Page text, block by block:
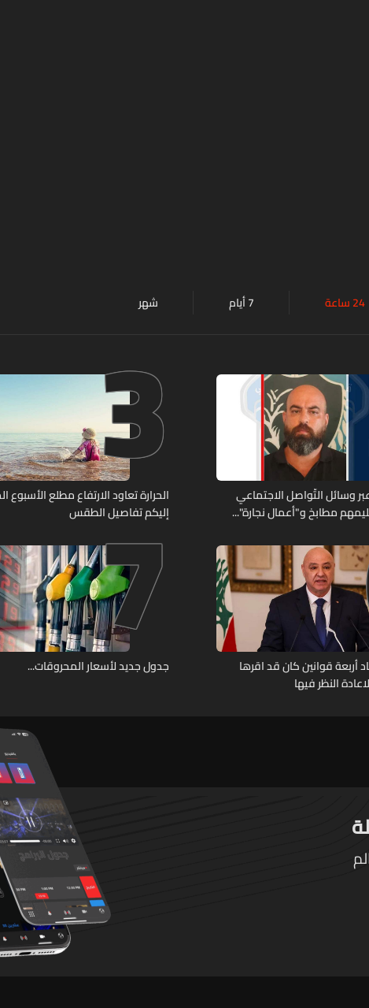
24 ساعة 7 أيام شهر
وسائل التّواصل الاجتماعي
مطابخ و"أعمال نجارة"...
3
الحرارة تعاود الارتفاع مطلع الأسبوع
إليكم تفاصيل الطقس
أربعة قوانين كان قد اقرها
النظر فيها
7
جدول جديد لأسعار المحروقات...